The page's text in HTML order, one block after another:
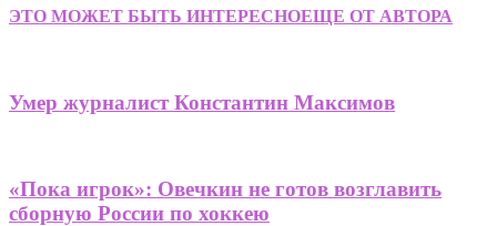
ЭТО МОЖЕТ БЫТЬ ИНТЕРЕСНОЕЩЕ ОТ АВТОРА
Умер журналист Константин Максимов
«Пока игрок»: Овечкин не готов возглавить
сборную России по хоккею